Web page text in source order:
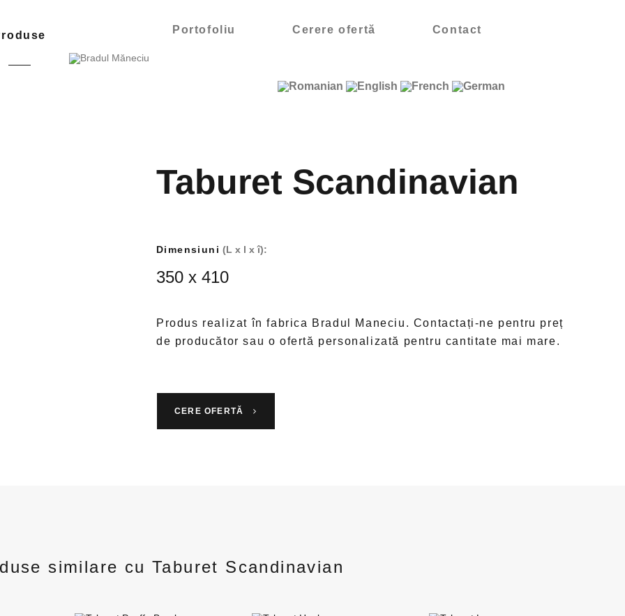
Portofoliu Cerere ofertă Contact
Taburet Scandinavian
Dimensiuni (L x l x î):
350 x 410
Produs realizat în fabrica Bradul Maneciu. Contactați-ne pentru preț
de producător sau o ofertă personalizată pentru cantitate mai mare.
CERE OFERTĂ
similare cu Taburet Scandinavian